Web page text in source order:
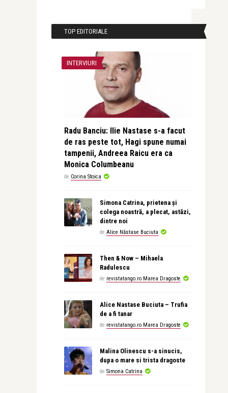
TOP EDITORIALE
INTERVIURI
Radu Banciu: Ilie Nastase s-a facut
de ras peste tot, Hagi spune numai
tampenii, Andreea Raicu era ca
Monica Columbeanu
de Corina Stoica
Simona Catrina, prietena și
colega noastră, a plecat, astăzi,
dintre noi
de Alice Năstase Buciuta
Then & Now – Mihaela
Radulescu
de revistatango.ro Marea Dragoste
Alice Nastase Buciuta – Trufia
de a fi tanar
de revistatango.ro Marea Dragoste
Malina Olinescu s-a sinucis,
dupa o mare si trista dragoste
de Simona Catrina